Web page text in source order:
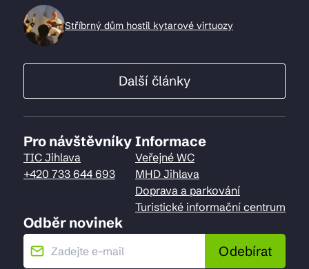
Stříbrný dům hostil kytarové virtuozy
Další články
Pro návštěvníky
TIC Jihlava
+420 733 644 693
Informace
Veřejné WC
MHD Jihlava
Doprava a parkování
Turistické informační centrum
Odběr novinek
Odebírat